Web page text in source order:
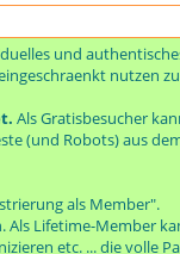
und
nutzen
Als Gratisbesucher
(und Robots) aus
als Member".
Als Lifetime-Member
etc. ... die volle